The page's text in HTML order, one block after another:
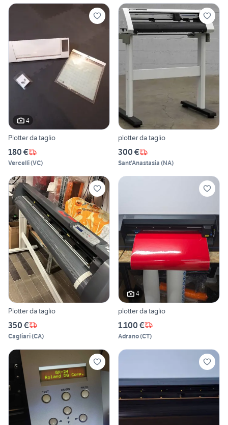
4
Plotter da taglio
180 €
Vercelli(VC)
plotter da taglio
300 €
Sant'Anastasia (NA)
Plotter da taglio
350 €
Cagliari(CA)
4
plotter da taglio
1.100 €
Adrano(CT)